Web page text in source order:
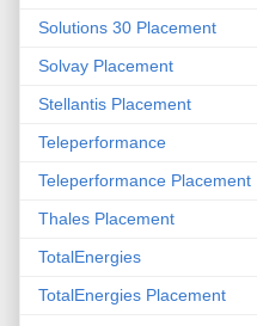
Solutions 30 Placement
Solvay Placement
Stellantis Placement
Teleperformance
Teleperformance Placement
Thales Placement
TotalEnergies
TotalEnergies Placement